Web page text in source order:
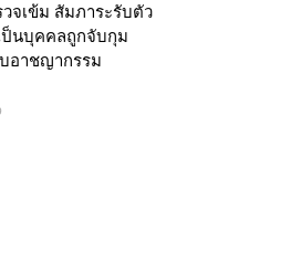
จเข้ม สัมภาระรับตัว
ป็นบุคคลถูกจับกุม
อาชญากรรม